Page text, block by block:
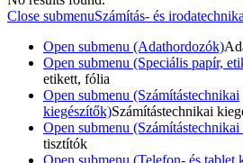
Close submenuSzámítás- és irodatechnika
Open submenu (Adathordozók)
Open submenu (Speciális papír,
etikett, fólia
Open submenu (Számítástechnikai
kiegészítők)Számítástechnikai
Open submenu
tisztítók
Open submenu (Telefon- és tablet